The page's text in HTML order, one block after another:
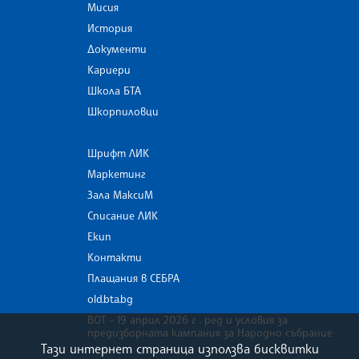
Мисия
История
Документи
Кариери
Школа БТА
Шкорпиловци
Шрифт ЛИК
Маркетинг
Зала МаксиМ
Списание ЛИК
Екип
Контакти
Плащания в СЕБРА
old.bta.bg
ВОТ - 19 април 2026 г . ред и условия за
предизборната кампания за Народно събрание
Тази интернет страница използва бисквитки